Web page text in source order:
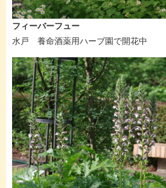
フィーバーフュー
水戸 養命酒薬用ハーブ園で開花中